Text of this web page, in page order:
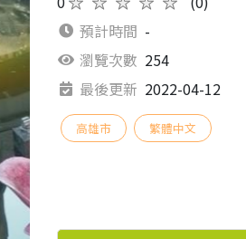
預計時間 -
瀏覽次數 254
最後更新 2022-04-12
高雄市 繁體中文